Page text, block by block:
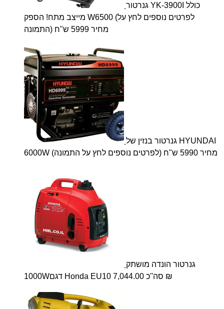
גנרטור YK-3900I כולל
מייצב מתח! הספק W6500 (לפרטים נוספים לחץ על
התמונה) מחיר 5999 ש"ח
גנרטור בנזין של HYUNDAI
6000W (לפרטים נוספים לחץ על התמונה) מחיר 5990 ש"ח
גנרטור הונדה מושתק
1000Wדגם Honda EU10 סה''כ 7,044.00 ₪